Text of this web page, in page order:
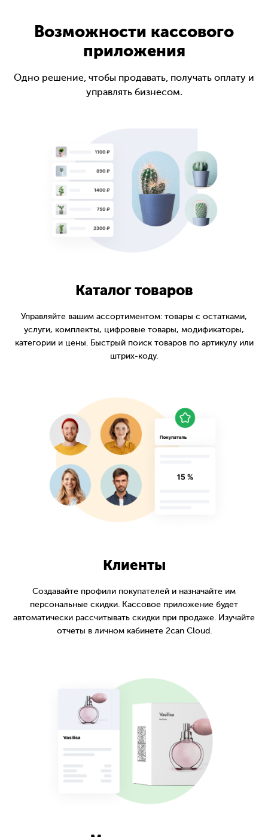
Возможности кассового
приложения
Одно решение, чтобы продавать, получать оплату и
управлять бизнесом.
Каталог товаров
Управляйте вашим ассортиментом: товары с остатками,
услуги, комплекты, цифровые товары, модификаторы,
категории и цены. Быстрый поиск товаров по артикулу или
штрих-коду.
Клиенты
Создавайте профили покупателей и назначайте им
персональные скидки. Кассовое приложение будет
автоматически рассчитывать скидки при продаже. Изучайте
отчеты в личном кабинете 2can Cloud.